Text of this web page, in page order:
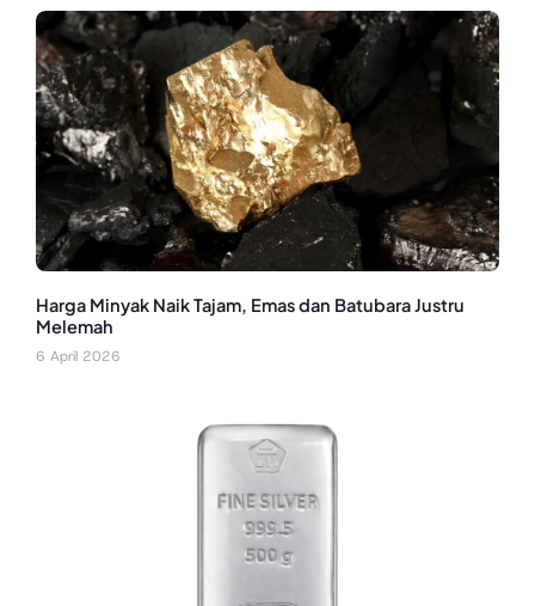
Harga Minyak Naik Tajam, Emas dan Batubara Justru
Melemah
6 April 2026